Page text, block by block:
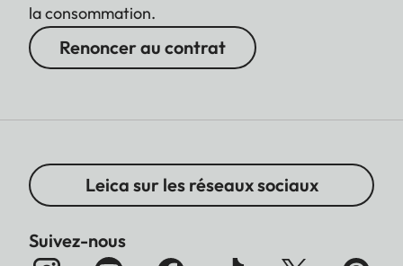
la consommation.
Renoncer au contrat
Leica sur les réseaux sociaux
Suivez-nous